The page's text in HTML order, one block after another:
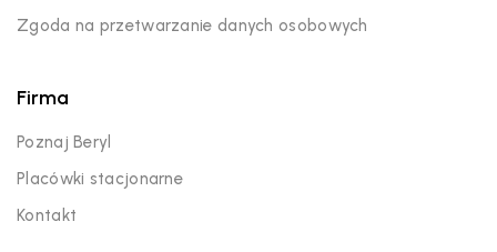
Zgoda na przetwarzanie danych osobowych
Firma
Poznaj Beryl
Placówki stacjonarne
Kontakt